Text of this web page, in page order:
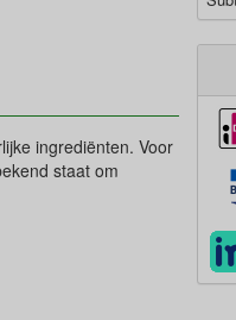
ingrediënten. Voor
staat om